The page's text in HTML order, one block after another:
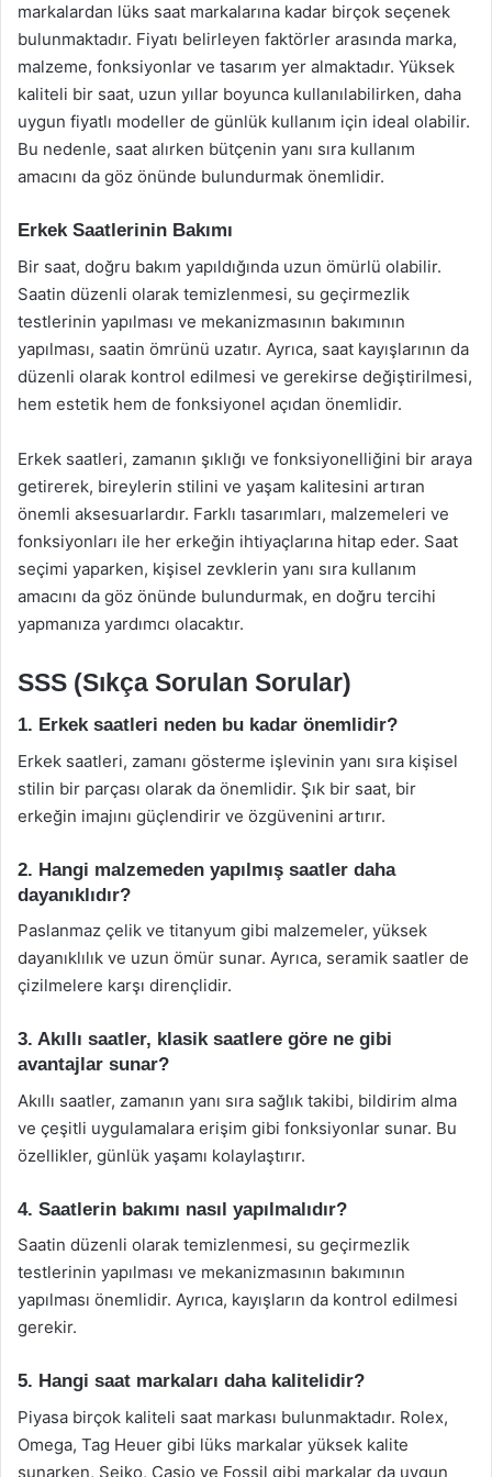
markalardan lüks saat markalarına kadar birçok seçenek
bulunmaktadır. Fiyatı belirleyen faktörler arasında marka,
malzeme, fonksiyonlar ve tasarım yer almaktadır. Yüksek
kaliteli bir saat, uzun yıllar boyunca kullanılabilirken, daha
uygun fiyatlı modeller de günlük kullanım için ideal olabilir.
Bu nedenle, saat alırken bütçenin yanı sıra kullanım
amacını da göz önünde bulundurmak önemlidir.
Erkek Saatlerinin Bakımı
Bir saat, doğru bakım yapıldığında uzun ömürlü olabilir.
Saatin düzenli olarak temizlenmesi, su geçirmezlik
testlerinin yapılması ve mekanizmasının bakımının
yapılması, saatin ömrünü uzatır. Ayrıca, saat kayışlarının da
düzenli olarak kontrol edilmesi ve gerekirse değiştirilmesi,
hem estetik hem de fonksiyonel açıdan önemlidir.
Erkek saatleri, zamanın şıklığı ve fonksiyonelliğini bir araya
getirerek, bireylerin stilini ve yaşam kalitesini artıran
önemli aksesuarlardır. Farklı tasarımları, malzemeleri ve
fonksiyonları ile her erkeğin ihtiyaçlarına hitap eder. Saat
seçimi yaparken, kişisel zevklerin yanı sıra kullanım
amacını da göz önünde bulundurmak, en doğru tercihi
yapmanıza yardımcı olacaktır.
SSS (Sıkça Sorulan Sorular)
1. Erkek saatleri neden bu kadar önemlidir?
Erkek saatleri, zamanı gösterme işlevinin yanı sıra kişisel
stilin bir parçası olarak da önemlidir. Şık bir saat, bir
erkeğin imajını güçlendirir ve özgüvenini artırır.
2. Hangi malzemeden yapılmış saatler daha
dayanıklıdır?
Paslanmaz çelik ve titanyum gibi malzemeler, yüksek
dayanıklılık ve uzun ömür sunar. Ayrıca, seramik saatler de
çizilmelere karşı dirençlidir.
3. Akıllı saatler, klasik saatlere göre ne gibi
avantajlar sunar?
Akıllı saatler, zamanın yanı sıra sağlık takibi, bildirim alma
ve çeşitli uygulamalara erişim gibi fonksiyonlar sunar. Bu
özellikler, günlük yaşamı kolaylaştırır.
4. Saatlerin bakımı nasıl yapılmalıdır?
Saatin düzenli olarak temizlenmesi, su geçirmezlik
testlerinin yapılması ve mekanizmasının bakımının
yapılması önemlidir. Ayrıca, kayışların da kontrol edilmesi
gerekir.
5. Hangi saat markaları daha kalitelidir?
Piyasa birçok kaliteli saat markası bulunmaktadır. Rolex,
Omega, Tag Heuer gibi lüks markalar yüksek kalite
sunarken, Seiko, Casio ve Fossil gibi markalar da uygun